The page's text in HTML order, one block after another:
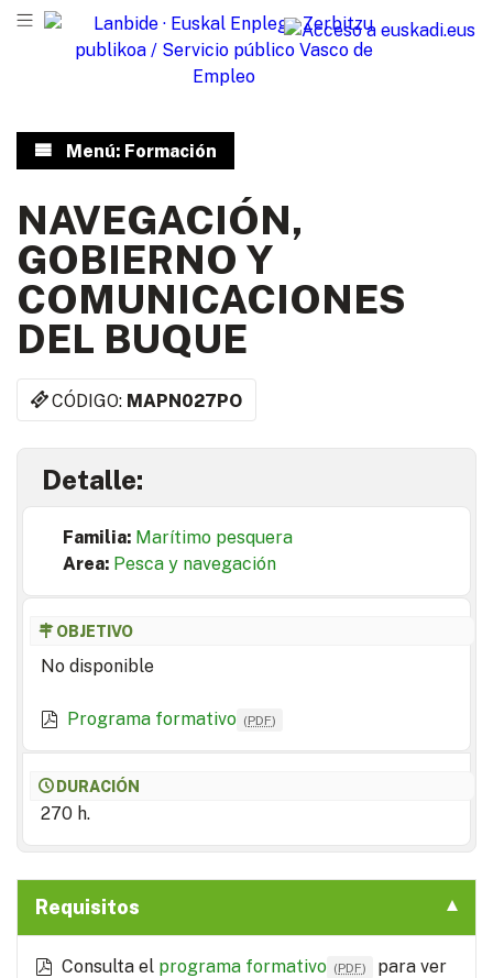
Menú: Formación
NAVEGACIÓN,
GOBIERNO Y
COMUNICACIONES
DEL BUQUE
CÓDIGO: MAPN027PO
Detalle:
Familia: Marítimo pesquera
Area: Pesca y navegación
OBJETIVO
No disponible
Programa formativo (PDF)
DURACIÓN
270 h.
Requisitos
Consulta el programa formativo (PDF)
para ver